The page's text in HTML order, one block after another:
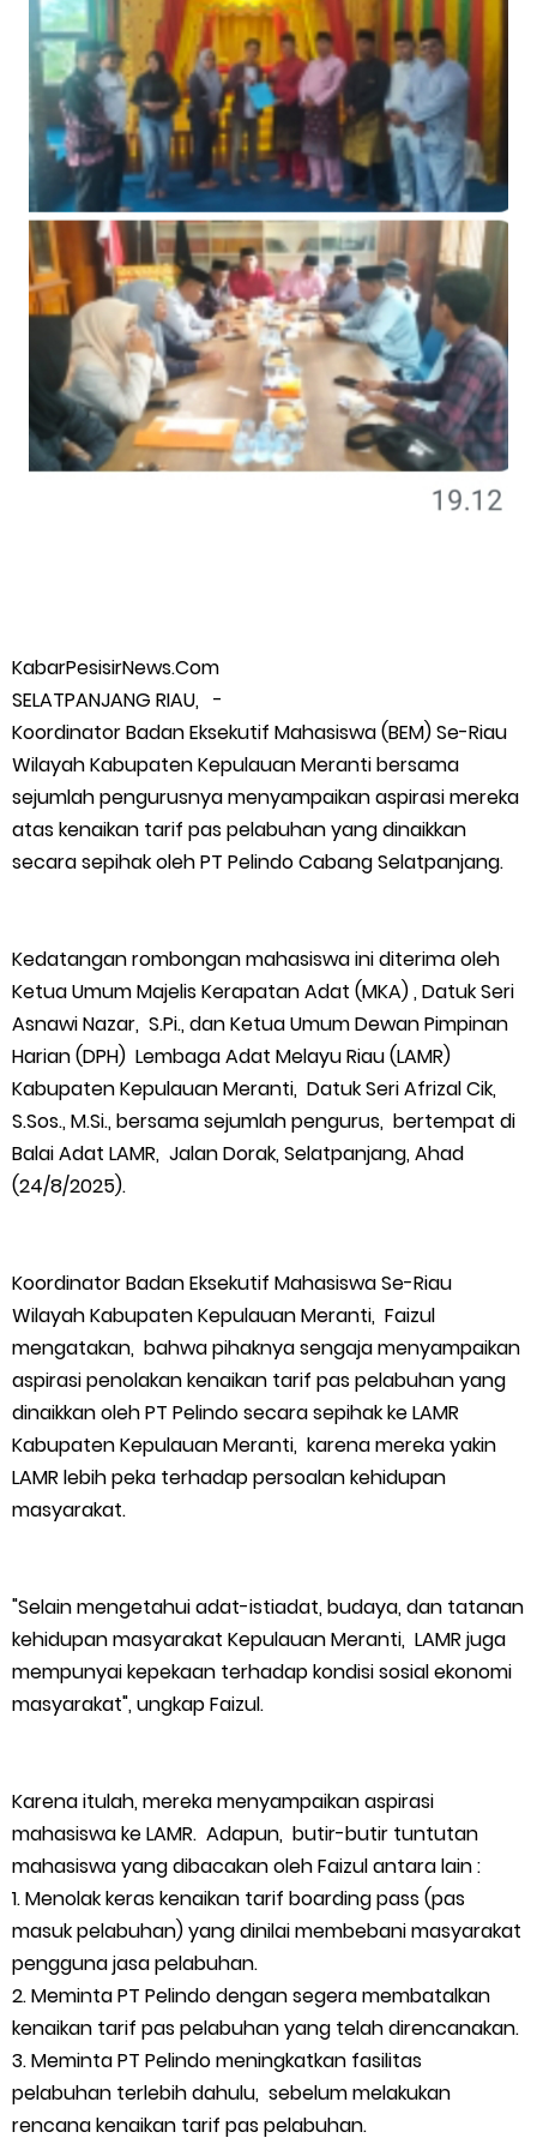
Merah Putih Presisi Polda Riau.
Teluk Belitung Bagaikan Kota Mati Disaat Listrik Diberlakukan
Pemadaman Secara Bergilir, Mesin 600 kW Diharapkan Jadi
Solusi.
F-PETIR Desak Pemkab Lingga Segera Buka Solusi Tambang
Timah Rakyat: Jangan Hanya di Laut yang Beroperasi,
Tambang Timah di Darat Juga Butuh Hidup
Saat Duka Menyelimuti Korban Serangan Monyet, YBM PLN UP3
Ketenagakerjaan Diperkuat
Usut Skandal Lahan Ulayat Desa Palas, Sekoci24.co Resmi
Layangkan Surat Konfirmasi ke PT Arara Abadi.
Meranti 2026, 30 Putra-Putri Terbaik Disiapkan Kibarkan Merah
Pulihkan Konektivitas Pascabencana, HKI Rampungkan
Penanganan Jalur Lembah Anai dan Malalak
Bupati Asmar Lepas 77 Kontingen Pramuka Meranti Ikuti
Jambore Nasional XII 2026 di Cibubur
Sinergitas dengan Insan Pers, Komunitas dan Mahasiswa
PLN Selat Panjang Minta Maaf, Janji Datangkan Mesin Sewa
Atasi Pemadaman di Merbau.
Warga Kecamatan Merbau dan Kecamatan Putri Puyu Tuntut
PLN: Hentikan Pemadaman dan Beri Kompensasi
Masyarakat Desa Se- Kecamatan Merbau Datangi PLTG
Melibur
Bahas Stabilitas Wilayah dan Pembangunan Meranti
44 Tim Berlaga di Banglas Barat Cup II, Pemkab Meranti
Dorong Lahirnya Atlet Berprestasi
HUT IBI Ke-75, Bupati Asmar: Bidan Garda Terdepan Wujudkan
Generasi Emas Indonesia 2045
Kepulauan Meranti Borong Tiga Prestasi di ADUJAK GenRe Riau
2026, Duta Putra Raih Juara Pertama
KabarPesisirNews.Com
SELATPANJANG RIAU, -
Koordinator Badan Eksekutif Mahasiswa (BEM) Se-Riau
Wilayah Kabupaten Kepulauan Meranti bersama
sejumlah pengurusnya menyampaikan aspirasi mereka
atas kenaikan tarif pas pelabuhan yang dinaikkan
secara sepihak oleh PT Pelindo Cabang Selatpanjang.
Kedatangan rombongan mahasiswa ini diterima oleh
Ketua Umum Majelis Kerapatan Adat (MKA) , Datuk Seri
Asnawi Nazar, S.Pi., dan Ketua Umum Dewan Pimpinan
Harian (DPH) Lembaga Adat Melayu Riau (LAMR)
Kabupaten Kepulauan Meranti, Datuk Seri Afrizal Cik,
S.Sos., M.Si., bersama sejumlah pengurus, bertempat di
Balai Adat LAMR, Jalan Dorak, Selatpanjang, Ahad
(24/8/2025).
Koordinator Badan Eksekutif Mahasiswa Se-Riau
Wilayah Kabupaten Kepulauan Meranti, Faizul
mengatakan, bahwa pihaknya sengaja menyampaikan
aspirasi penolakan kenaikan tarif pas pelabuhan yang
dinaikkan oleh PT Pelindo secara sepihak ke LAMR
Kabupaten Kepulauan Meranti, karena mereka yakin
LAMR lebih peka terhadap persoalan kehidupan
masyarakat.
"Selain mengetahui adat-istiadat, budaya, dan tatanan
kehidupan masyarakat Kepulauan Meranti, LAMR juga
mempunyai kepekaan terhadap kondisi sosial ekonomi
masyarakat", ungkap Faizul.
Karena itulah, mereka menyampaikan aspirasi
mahasiswa ke LAMR. Adapun, butir-butir tuntutan
mahasiswa yang dibacakan oleh Faizul antara lain :
1. Menolak keras kenaikan tarif boarding pass (pas
masuk pelabuhan) yang dinilai membebani masyarakat
pengguna jasa pelabuhan.
2. Meminta PT Pelindo dengan segera membatalkan
kenaikan tarif pas pelabuhan yang telah direncanakan.
3. Meminta PT Pelindo meningkatkan fasilitas
pelabuhan terlebih dahulu, sebelum melakukan
rencana kenaikan tarif pas pelabuhan.